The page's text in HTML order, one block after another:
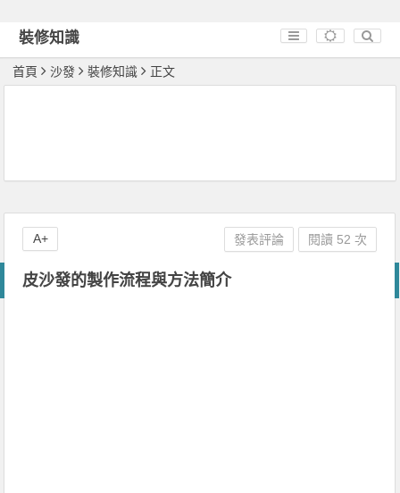
裝修知識
首頁 沙發 裝修知識 正文
皮沙發的製作流程與方法簡介
發表評論 閱讀 52 次
A+